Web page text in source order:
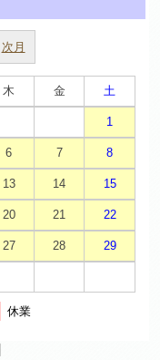
次月
木 金 土
1
6 7 8
13 14 15
20 21 22
27 28 29
休業